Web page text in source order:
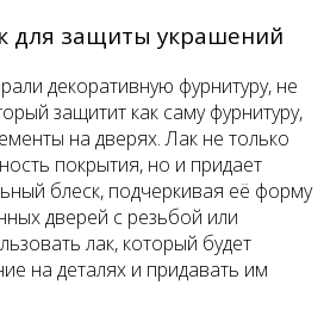
для защиты украшений
декоративную фурнитуру, не
защитит как саму фурнитуру,
на дверях. Лак не только
покрытия, но и придает
блеск, подчеркивая её форму
дверей с резьбой или
лак, который будет
на деталях и придавать им